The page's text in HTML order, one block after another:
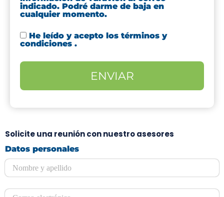
indicado. Podré darme de baja en
cualquier momento.
He leído y acepto los términos y
condiciones .
Solicite una reunión con nuestro asesores
Datos personales